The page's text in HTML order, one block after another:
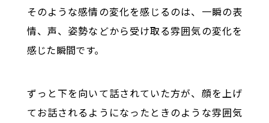
そのような感情の変化を感じるのは、一瞬の表
情、声、姿勢などから受け取る雰囲気の変化を
感じた瞬間です。
ずっと下を向いて話されていた方が、顔を上げ
てお話されるようになったときのような雰囲気